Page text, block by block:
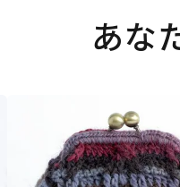
あな